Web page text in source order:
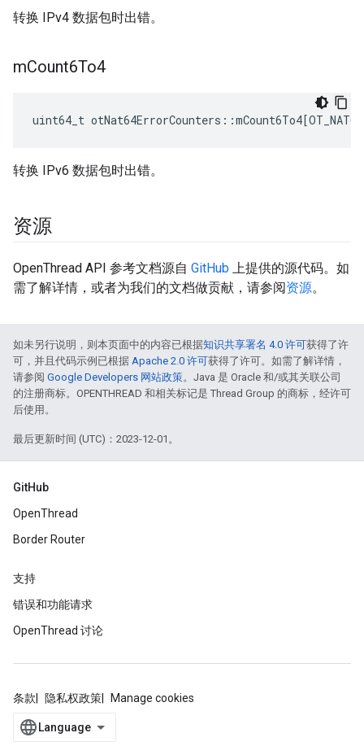
转换 IPv4 数据包时出错。
mCount6To4
uint64_t otNat64ErrorCounters ::mCount6To4[
转换 IPv6 数据包时出错。
资源
OpenThread API 参考文档源自 GitHub 上提供的源代码。如
需了解详情，或者为我们的文档做贡献，请参阅资源。
如未另行说明，则本页面中的内容已根据知识共享署名 4.0 许可获得了许
可，并且代码示例已根据 Apache 2.0 许可获得了许可。如需了解详情，
请参阅 Google Developers 网站政策。Java 是 Oracle 和/或其关联公司
的注册商标。OPENTHREAD 和相关标记是 Thread Group 的商标，经许可
后使用。
最后更新时间 (UTC)：2023-12-01。
GitHub
OpenThread
Border Router
支持
错误和功能请求
OpenThread 讨论
条款 隐私权政策 Manage cookies